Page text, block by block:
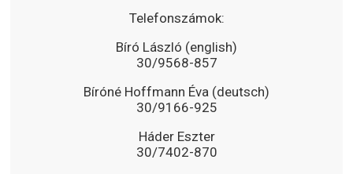
Telefonszámok:
Bíró László (english)
30/9568-857
Bíróné Hoffmann Éva (deutsch)
30/9166-925
Háder Eszter
30/7402-870